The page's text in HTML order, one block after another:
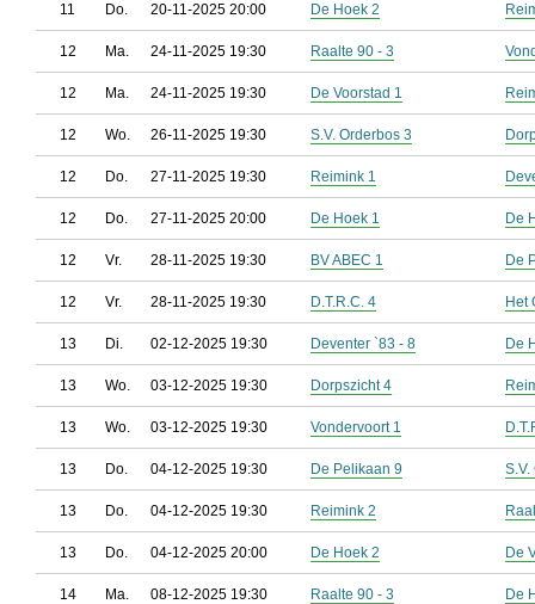
11 Do. 20-11-2025 20:00 De Hoek 2
12 Ma. 24-11-2025 19:30 Raalte 90 - 3
12 Ma. 24-11-2025 19:30 De Voorstad 1
12 Wo. 26-11-2025 19:30 S.V. Orderbos 3
12 Do. 27-11-2025 19:30 Reimink 1
12 Do. 27-11-2025 20:00 De Hoek 1 De
12 Vr. 28-11-2025 19:30 BV ABEC 1 De
12 Vr. 28-11-2025 19:30 D.T.R.C. 4 Het
13 Di. 02-12-2025 19:30 Deventer `83 - 8 De
13 Wo. 03-12-2025 19:30 Dorpszicht 4
13 Wo. 03-12-2025 19:30 Vondervoort 1
13 Do. 04-12-2025 19:30 De Pelikaan 9 S.V.
13 Do. 04-12-2025 19:30 Reimink 2
13 Do. 04-12-2025 20:00 De Hoek 2 De
14 Ma. 08-12-2025 19:30 Raalte 90 - 3 De